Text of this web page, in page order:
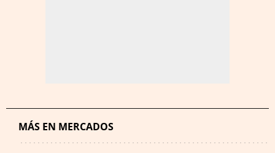
MÁS EN MERCADOS